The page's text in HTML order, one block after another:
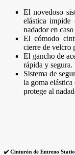
El novedoso
elástica impide
nadador en
El cómodo
cierre de velcro
El gancho de
rápida y segura.
Sistema de
la goma
protege al
✔️ Cinturón de Entreno